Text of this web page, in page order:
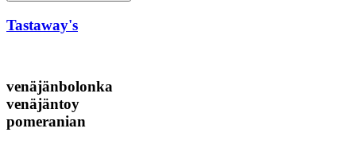
Tastaway's
venäjänbolonka
venäjäntoy
pomeranian